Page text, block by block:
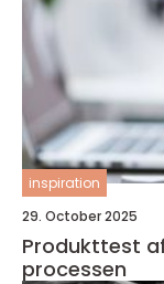
inspiration
29. October 2025
Produkttest
processen